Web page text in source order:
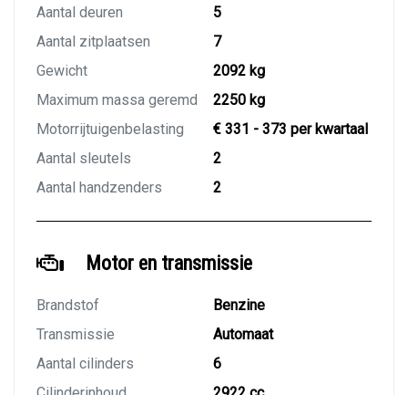
Aantal deuren
5
Aantal zitplaatsen
7
Gewicht
2092 kg
Maximum massa geremd
2250 kg
Motorrijtuigenbelasting
€ 331 - 373 per kwartaal
Aantal sleutels
2
Aantal handzenders
2
Motor en transmissie
Brandstof
Benzine
Transmissie
Automaat
Aantal cilinders
6